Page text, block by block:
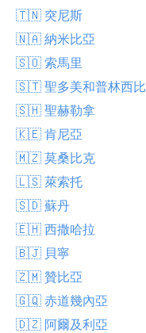
🇹🇳 突尼斯
🇳🇦 納米比亞
🇸🇴 索馬里
🇸🇹 聖多美和普林西比
🇸🇭 聖赫勒拿
🇰🇪 肯尼亞
🇲🇿 莫桑比克
🇱🇸 萊索托
🇸🇩 蘇丹
🇪🇭 西撒哈拉
🇧🇯 貝寧
🇿🇲 贊比亞
🇬🇶 赤道幾內亞
🇩🇿 阿爾及利亞